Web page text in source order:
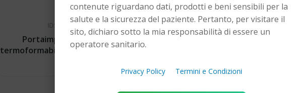
IDS
Portaimpronte
termoformabili Transform
contenute riguardano dati, prodotti e beni sensibili per la
salute e la sicurezza del paziente. Pertanto, per visitare il
sito, dichiaro sotto la mia responsabilità di essere un
operatore sanitario.
Privacy Policy Termini e Condizioni